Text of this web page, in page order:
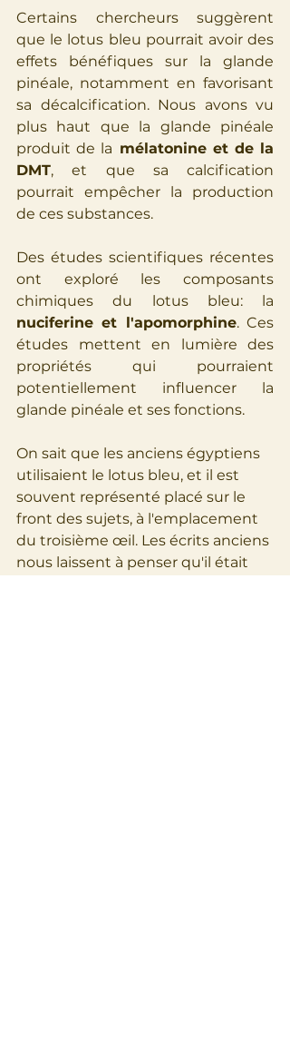
Certains chercheurs suggèrent
que le lotus bleu pourrait avoir des
effets bénéfiques sur la glande
pinéale, notamment en favorisant
sa décalcification. Nous avons vu
plus haut que la glande pinéale
produit de la mélatonine et de la
DMT, et que sa calcification
pourrait empêcher la production
de ces substances.
Des études scientifiques récentes
ont exploré les composants
nuciferine et l'apomorphine. Ces
études mettent en lumière des
propriétés qui pourraient
potentiellement influencer la
glande pinéale et ses fonctions.
On sait que les anciens égyptiens
utilisaient le lotus bleu, et il est
souvent représenté placé sur le
front des sujets, à l'emplacement
du troisième œil. Les écrits anciens
nous laissent à penser qu'il était